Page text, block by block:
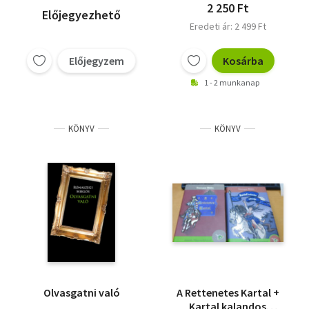
Előjegyezhető
Előjegyzem
2 250 Ft
Eredeti ár: 2 499 Ft
Kosárba
1 - 2 munkanap
KÖNYV
Olvasgatni való
KÖNYV
A Rettenetes Kartal +